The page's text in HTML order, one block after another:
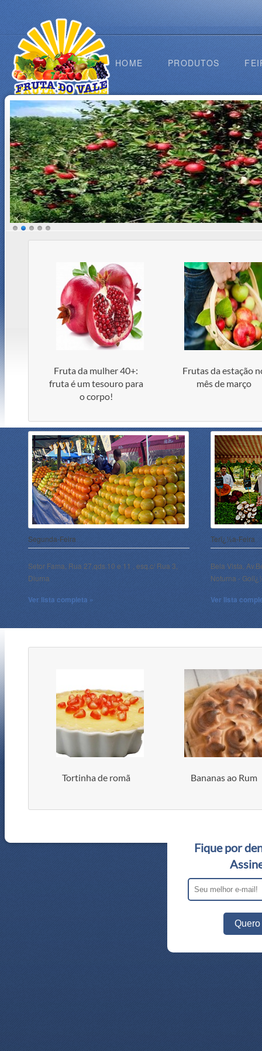
HOME PRODUTOS
Fruta da mulher 40+:
fruta é um tesouro para
o corpo!
Frutas da estação
mês de março
Segunda-Feira
Setor Fama, Rua 27,qds.10 e 11 , esq.c/ Rua 3,
Diurna
Ver lista completa »
Terï¿½a-Feira
Bela Vista,
Noturna -
Ver lista
Tortinha de romã Bananas ao Rum
Fique por